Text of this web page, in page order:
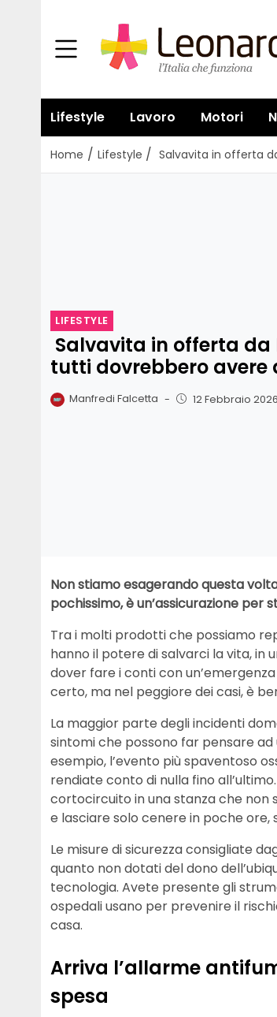
Lifestyle Lavoro Motori
Home / Lifestyle / Salvavita in offerta
LIFESTYLE
Salvavita in offerta da
tutti dovrebbero avere
Manfredi Falcetta - 12 Febbraio 2026
Non stiamo esagerando questa
pochissimo, è un’assicurazione per
Tra i molti prodotti che possiamo
hanno il potere di salvarci la vita, in
dover fare i conti con
certo, ma nel peggiore dei casi, è
La maggior parte degli incidenti
sintomi che possono far pensare
esempio, l’evento più spaventoso
rendiate conto di nulla fino
cortocircuito in una stanza che
e lasciare solo cenere in poche
Le misure di sicurezza consigliate
quanto non dotati del dono
tecnologia. Avete presente gli
ospedali usano per prevenire il
casa.
Arriva l’allarme
spesa